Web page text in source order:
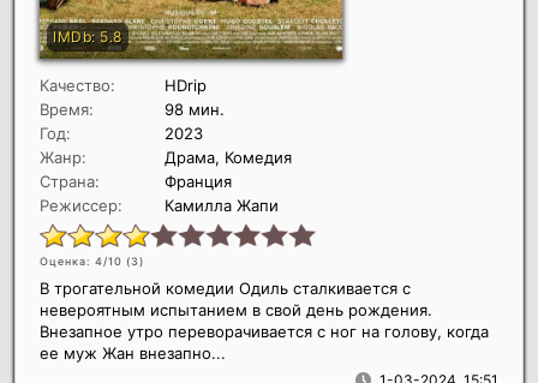
Качество:
HDrip
Время:
98 мин.
Год:
2023
Жанр:
Драма, Комедия
Страна:
Франция
Режиссер:
Камилла Жапи
Оценка: 4/10 (3)
В трогательной комедии Одиль сталкивается с
невероятным испытанием в свой день рождения.
Внезапное утро переворачивается с ног на голову, когда
ее муж Жан внезапно...